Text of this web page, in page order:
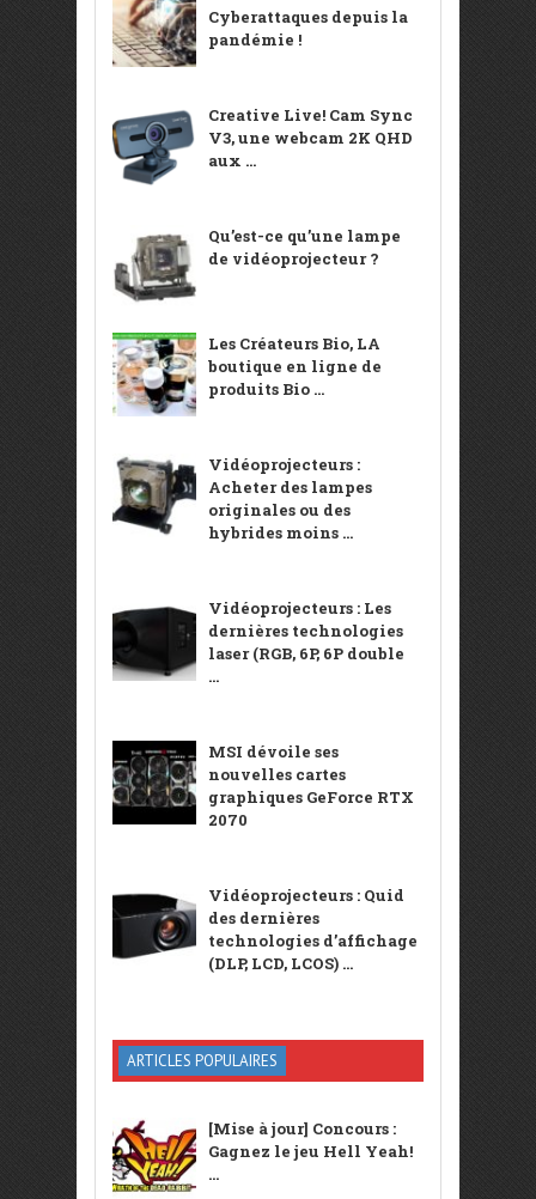
Cyberattaques depuis la
pandémie !
Creative Live! Cam Sync
V3, une webcam 2K QHD
aux ...
Qu’est-ce qu’une lampe
de vidéoprojecteur ?
Les Créateurs Bio, LA
boutique en ligne de
produits Bio ...
Vidéoprojecteurs :
Acheter des lampes
originales ou des
hybrides moins ...
Vidéoprojecteurs : Les
dernières technologies
laser (RGB, 6P, 6P double
...
MSI dévoile ses
nouvelles cartes
graphiques GeForce RTX
2070
Vidéoprojecteurs : Quid
des dernières
technologies d’affichage
(DLP, LCD, LCOS) ...
ARTICLES POPULAIRES
[Mise à jour] Concours :
Gagnez le jeu Hell Yeah!
...